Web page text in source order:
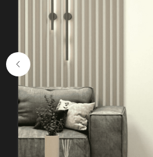
специалист свяжется с Вами в
кратчайшие сроки. Мы знаем
насколько важно сделать
правильный выбор.
Консультация